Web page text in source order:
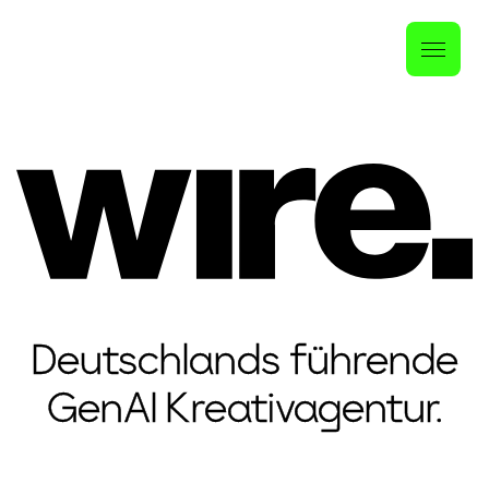
Deutschlands führende
GenAI Kreativagentur.